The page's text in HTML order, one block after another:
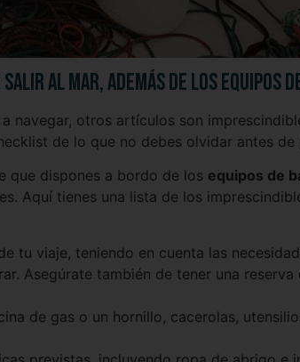
al mar, además de los equipos
navegar, otros artículos son
de lo que no debes olvidar antes de
que dispones a bordo de los equipos de
Aquí tienes una lista de los
tu viaje, teniendo en cuenta las
Asegúrate también de tener una reserva
de gas o un hornillo, cacerolas,